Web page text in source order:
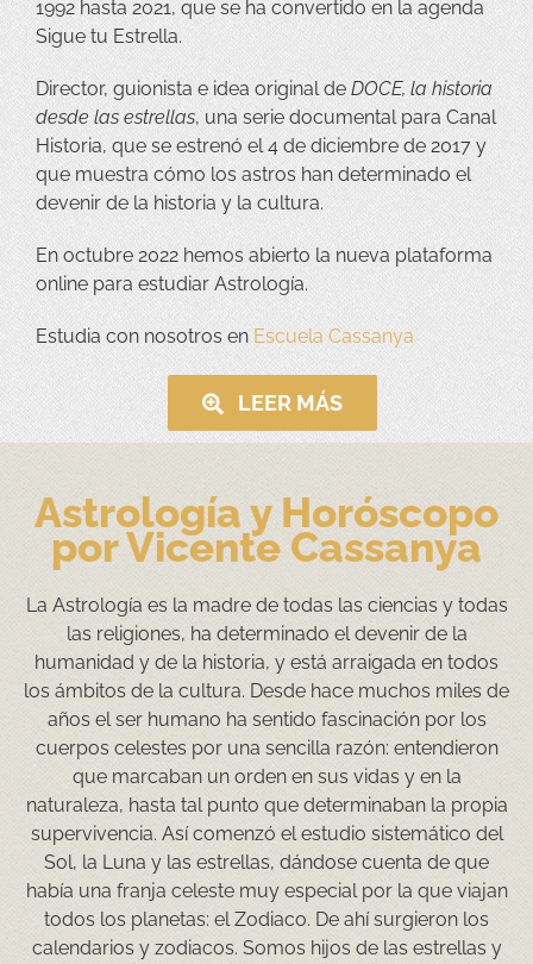
1992 hasta 2021, que se ha convertido en la agenda
Sigue tu Estrella.
Director, guionista e idea original de DOCE, la historia
desde las estrellas, una serie documental para Canal
Historia, que se estrenó el 4 de diciembre de 2017 y
que muestra cómo los astros han determinado el
devenir de la historia y la cultura.
En octubre 2022 hemos abierto la nueva plataforma
online para estudiar Astrología.
Estudia con nosotros enEscuela Cassanya
LEER MÁS
Astrología y Horóscopo
por Vicente Cassanya
La Astrología es la madre de todas las ciencias y todas
las religiones, ha determinado el devenir de la
humanidad y de la historia, y está arraigada en todos
los ámbitos de la cultura. Desde hace muchos miles de
años el ser humano ha sentido fascinación por los
cuerpos celestes por una sencilla razón: entendieron
que marcaban un orden en sus vidas y en la
naturaleza, hasta tal punto que determinaban la propia
supervivencia. Así comenzó el estudio sistemático del
Sol, la Luna y las estrellas, dándose cuenta de que
había una franja celeste muy especial por la que viajan
todos los planetas: el Zodiaco. De ahí surgieron los
calendarios y zodiacos. Somos hijos de las estrellas y